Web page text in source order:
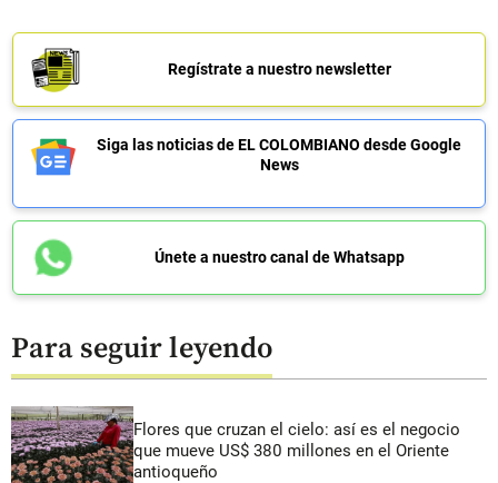
Regístrate a nuestro newsletter
Siga las noticias de EL COLOMBIANO desde Google
News
Únete a nuestro canal de Whatsapp
Para seguir leyendo
Flores que cruzan el cielo: así es el negocio
que mueve US$ 380 millones en el Oriente
antioqueño